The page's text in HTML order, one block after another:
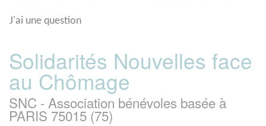
J'ai une question
Solidarités Nouvelles face
au Chômage
SNC - Association bénévoles basée à
PARIS 75015 (75)